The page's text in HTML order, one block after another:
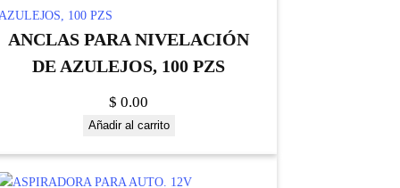
ANCLAS PARA NIVELACIÓN
DE AZULEJOS, 100 PZS
$ 0.00
Añadir al carrito